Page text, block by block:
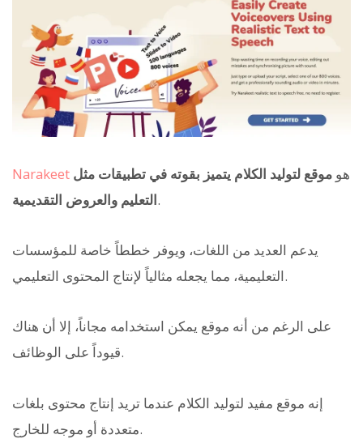
Narakeet هو موقع لتوليد الكلام يتميز بقوته في تطبيقات مثل
التعليم والعروض التقديمية.
يدعم العديد من اللغات، ويوفر خططاً خاصة للمؤسسات
التعليمية، مما يجعله مثالياً لإنتاج المحتوى التعليمي.
على الرغم من أنه موقع يمكن استخدامه مجاناً، إلا أن هناك
قيوداً على الوظائف.
إنه موقع مفيد لتوليد الكلام عندما تريد إنتاج محتوى بلغات
متعددة أو موجه للخارج.